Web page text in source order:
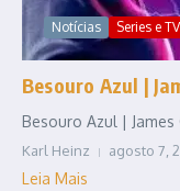
Notícias Series e TV
Besouro Azul |
Besouro Azul |
Karl Heinz agosto 7,
Leia Mais